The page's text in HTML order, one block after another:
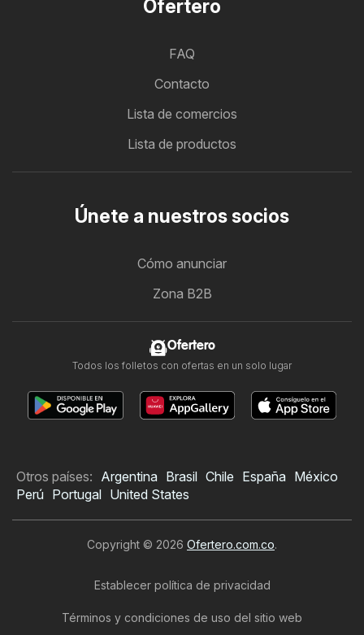
Ofertero
FAQ
Contacto
Lista de comercios
Lista de productos
Únete a nuestros socios
Cómo anunciar
Zona B2B
Ofertero
Todos los folletos con ofertas en un solo lugar
Otros países: Argentina Brasil Chile España México
Perú Portugal United States
Copyright © 2026 Ofertero.com.co.
Establecer política de privacidad
Términos y condiciones de uso del sitio web